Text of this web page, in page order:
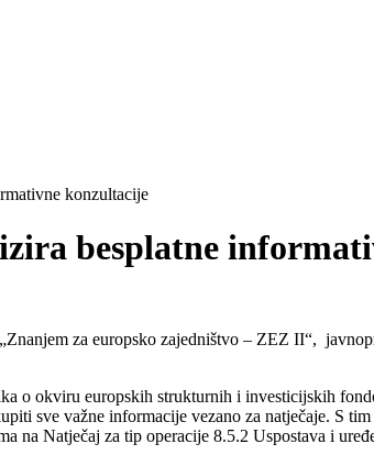
konzultacije
besplatne
za europsko zajedništvo – ZEZ II“,
o okviru europskih strukturnih i investicijskih
sve važne informacije vezano za natječaje. S
Natječaj za tip operacije 8.5.2 Uspostava i